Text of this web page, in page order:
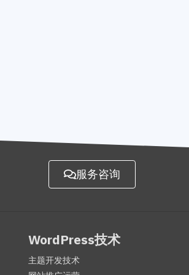
服务咨询
WordPress技术
主题开发技术